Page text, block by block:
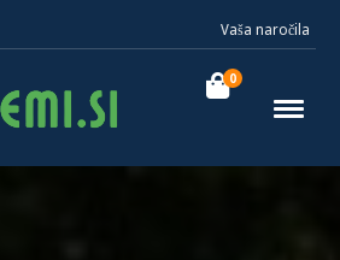
Vaša naročila
0